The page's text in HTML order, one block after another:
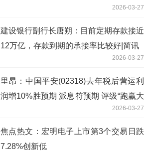
2026-03-27
建设银行副行长唐朔：目前定期存款接近
12万亿，存款到期的承接率比较好|简讯
2026-03-27
里昂：中国平安(02318)去年税后营运利
润增10%胜预期 派息符预期 评级“跑赢大
2026-03-27
焦点热文：宏明电子上市第3个交易日跌
7.28%创新低